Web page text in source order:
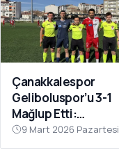
Çanakkalespor
Geliboluspor’u 3-1
Mağlup Etti:
Yenilmezlik Serisi 18
Maça Çıktı
9 Mart 2026 Pazartesi